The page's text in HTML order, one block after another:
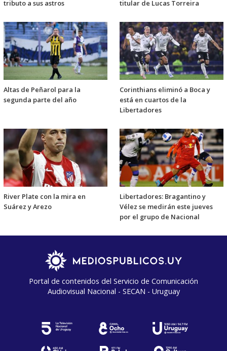
tributo a sus astros
titular de Lucas Torreira
Altas de Peñarol para la
segunda parte del año
Corinthians eliminó a Boca y
está en cuartos de la
Libertadores
River Plate con la mira en
Suárez y Arezo
Libertadores: Bragantino y
Vélez se medirán este jueves
por el grupo de Nacional
Portal de contenidos del Servicio de Comunicación
Audiovisual Nacional - SECAN - Uruguay